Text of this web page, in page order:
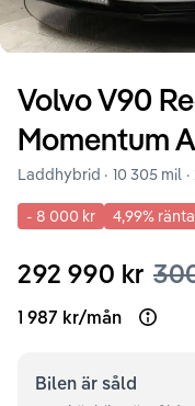
VolvoV90
Momentum
Laddhybrid · 10 305 mil ·
- 8 000 kr 4,99% ränta
292 990 kr
1 987 kr/mån Open
Bilen är såld